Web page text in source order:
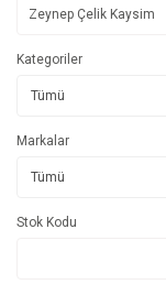
Kategoriler
Markalar
Stok Kodu